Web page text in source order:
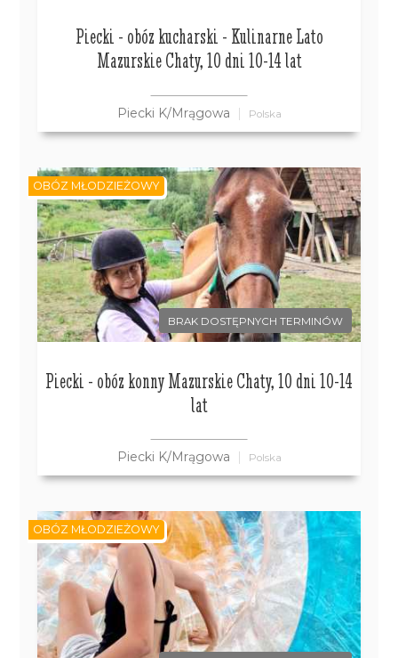
Piecki - obóz kucharski - Kulinarne Lato
Mazurskie Chaty, 10 dni 10-14 lat
Piecki K/Mrągowa Polska
BRAK DOSTĘPNYCH TERMINÓW
Piecki - obóz konny Mazurskie Chaty, 10 dni 10-14
lat
Piecki K/Mrągowa Polska
OBÓZ MŁODZIEŻOWY
OBÓZ MŁODZIEŻOWY